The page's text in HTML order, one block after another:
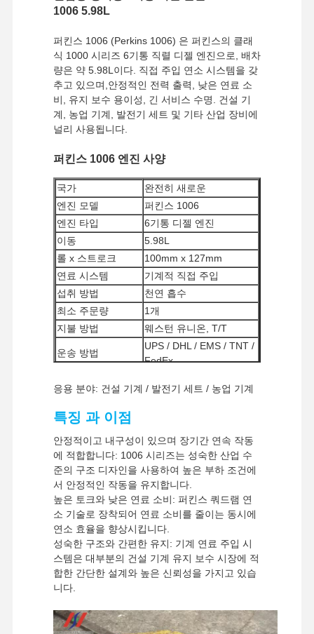
1006 5.98L
퍼킨스 1006 (Perkins 1006) 은 퍼킨스의 클래
식 1000 시리즈 6기통 직렬 디젤 엔진으로, 배차
량은 약 5.98L이다. 직접 주입 연소 시스템을 갖
추고 있으며,안정적인 전력 출력, 낮은 연료 소
비, 유지 보수 용이성, 긴 서비스 수명. 건설 기
계, 농업 기계, 발전기 세트 및 기타 산업 장비에
널리 사용됩니다.
퍼킨스 1006 엔진 사양
국가
완전히 새로운
엔진 모델
퍼킨스 1006
엔진 타입
6기통 디젤 엔진
이동
5.98L
롤 x 스트로크
100mm x 127mm
연료 시스템
기계적 직접 주입
섭취 방법
천연 흡수
최소 주문량
1개
지불 방법
웨스턴 유니온, T/T
운송 방법
UPS / DHL / EMS / TNT /
FedEx
응용 분야: 건설 기계 / 발전기 세트 / 농업 기계
특징 과 이점
안정적이고 내구성이 있으며 장기간 연속 작동
에 적합합니다: 1006 시리즈는 성숙한 산업 수
준의 구조 디자인을 사용하여 높은 부하 조건에
서 안정적인 작동을 유지합니다.
높은 토크와 낮은 연료 소비: 퍼킨스 쿼드램 연
소 기술로 장착되어 연료 소비를 줄이는 동시에
연소 효율을 향상시킵니다.
성숙한 구조와 간편한 유지: 기계 연료 주입 시
스템은 대부분의 건설 기계 유지 보수 시장에 적
합한 간단한 설계와 높은 신뢰성을 가지고 있습
니다.